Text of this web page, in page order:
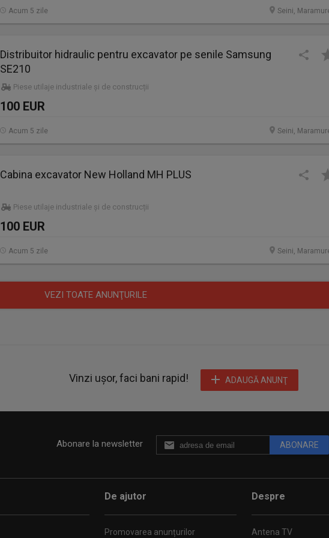
Seini,
Acum 5 zile
Distribuitor hidraulic pentru excavator pe senile Samsung
SE210
Piese utilaje industriale și de construcții
100 EUR
Seini,
Acum 5 zile
Cabina excavator New Holland MH PLUS
Piese utilaje industriale și de construcții
100 EUR
Seini,
Acum 5 zile
VEZI TOATE ANUNŢURILE
Vinzi ușor, faci bani rapid! ADAUGĂ ANUNŢ
Abonare la newsletter ABONARE
De ajutor
Promovarea anunțurilor
Despre
Antena TV